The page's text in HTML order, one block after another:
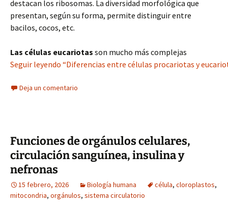
destacan los ribosomas. La diversidad morfológica que
presentan, según su forma, permite distinguir entre
bacilos, cocos, etc.
Las células eucariotas son mucho más complejas
Seguir leyendo “Diferencias entre células procariotas y
Deja un comentario
Funciones de orgánulos celulares,
circulación sanguínea, insulina y
nefronas
15 febrero, 2026 Biología humana célula, cloroplastos,
mitocondria, orgánulos, sistema circulatorio